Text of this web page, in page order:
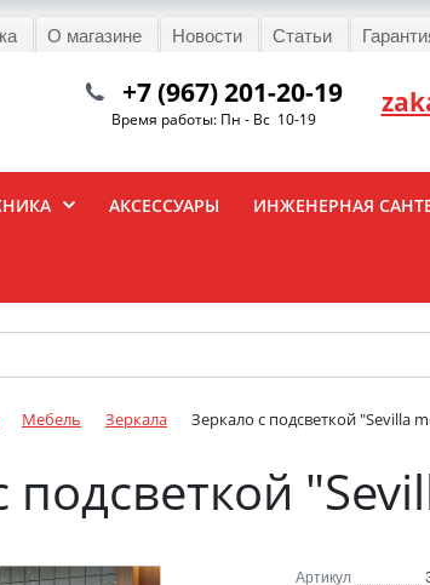
О магазине Новости Статьи
+7 (967) 201-20-19
Время работы: Пн - Вс 10-19
АКСЕССУАРЫ ИНЖЕНЕРНАЯ
Мебель Зеркала Зеркало с подсветкой "Sevilla
подсветкой
Артикул